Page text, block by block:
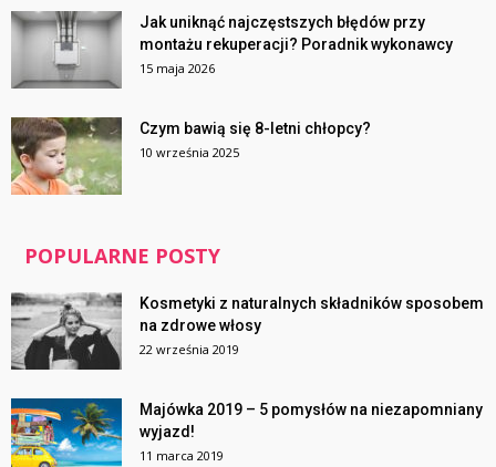
Jak uniknąć najczęstszych błędów przy
montażu rekuperacji? Poradnik wykonawcy
15 maja 2026
Czym bawią się 8-letni chłopcy?
10 września 2025
POPULARNE POSTY
Kosmetyki z naturalnych składników sposobem
na zdrowe włosy
22 września 2019
Majówka 2019 – 5 pomysłów na niezapomniany
wyjazd!
11 marca 2019